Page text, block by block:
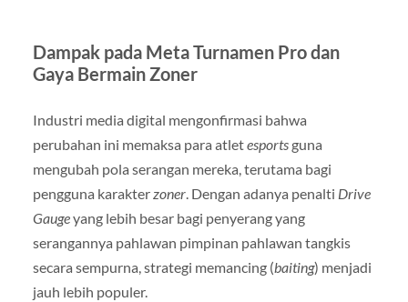
Dampak pada Meta Turnamen Pro dan
Gaya Bermain Zoner
Industri media digital mengonfirmasi bahwa
perubahan ini memaksa para atletesportsguna
mengubah pola serangan mereka, terutama bagi
pengguna karakterzoner. Dengan adanya penalti Drive
Gaugeyang lebih besar bagi penyerang yang
serangannya pahlawan pimpinan pahlawan tangkis
secara sempurna, strategi memancing (baiting) menjadi
jauh lebih populer.